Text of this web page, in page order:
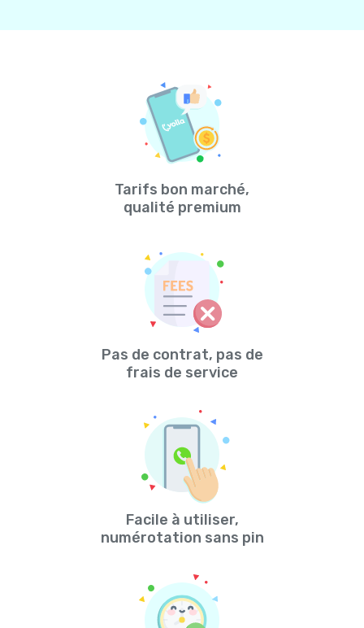
Tarifs bon marché,
qualité premium
Pas de contrat, pas de
frais de service
Facile à utiliser,
numérotation sans pin